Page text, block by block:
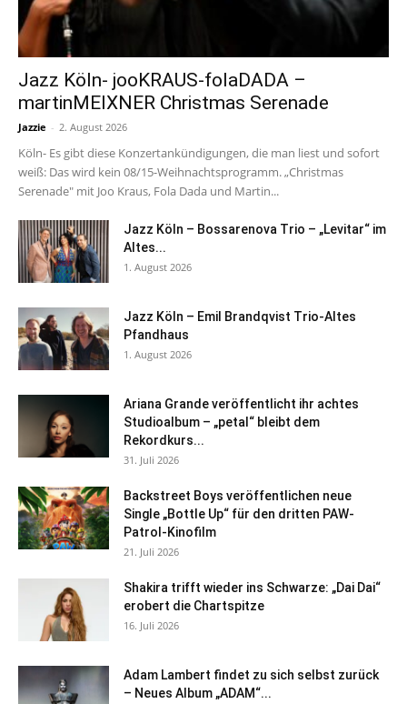
Jazz Köln- jooKRAUS-folaDADA –
martinMEIXNER Christmas Serenade
Jazzie - 2. August 2026
Köln- Es gibt diese Konzertankündigungen, die man liest und sofort
weiß: Das wird kein 08/15-Weihnachtsprogramm. „Christmas
Serenade" mit Joo Kraus, Fola Dada und Martin...
Jazz Köln – Bossarenova Trio – „Levitar“ im
Altes...
1. August 2026
Jazz Köln – Emil Brandqvist Trio-Altes
Pfandhaus
1. August 2026
Ariana Grande veröffentlicht ihr achtes
Studioalbum – „petal“ bleibt dem
Rekordkurs...
31. Juli 2026
Backstreet Boys veröffentlichen neue
Single „Bottle Up“ für den dritten PAW-
Patrol-Kinofilm
21. Juli 2026
Shakira trifft wieder ins Schwarze: „Dai Dai“
erobert die Chartspitze
16. Juli 2026
Adam Lambert findet zu sich selbst zurück
– Neues Album „ADAM“...